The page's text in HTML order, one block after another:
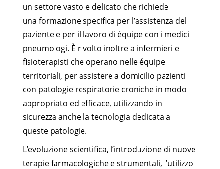
un settore vasto e delicato che richiede
una formazione specifica per l’assistenza del
paziente e per il lavoro di équipe con i medici
pneumologi. È rivolto inoltre a infermieri e
fisioterapisti che operano nelle équipe
territoriali, per assistere a domicilio pazienti
con patologie respiratorie croniche in modo
appropriato ed efficace, utilizzando in
sicurezza anche la tecnologia dedicata a
queste patologie.
L’evoluzione scientifica, l’introduzione di nuove
terapie farmacologiche e strumentali, l’utilizzo